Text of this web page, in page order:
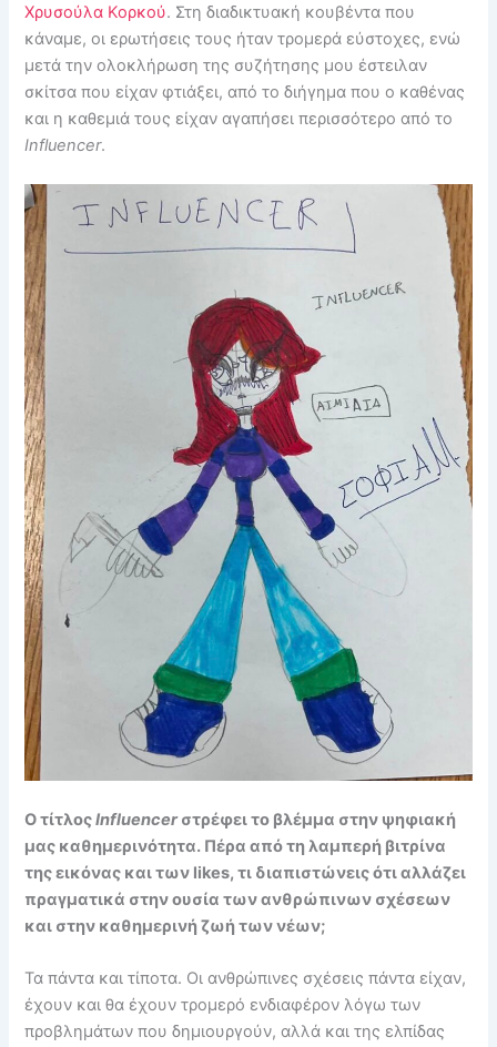
Χρυσούλα Κορκού. Στη διαδικτυακή κουβέντα που
κάναμε, οι ερωτήσεις τους ήταν τρομερά εύστοχες, ενώ
μετά την ολοκλήρωση της συζήτησης μου έστειλαν
σκίτσα που είχαν φτιάξει, από το διήγημα που ο καθένας
και η καθεμιά τους είχαν αγαπήσει περισσότερο από το
Influencer.
Ο τίτλοςInfluencerστρέφει το βλέμμα στην ψηφιακή
μας καθημερινότητα. Πέρα από τη λαμπερή βιτρίνα
της εικόνας και των likes, τι διαπιστώνεις ότι αλλάζει
πραγματικά στην ουσία των ανθρώπινων σχέσεων
και στην καθημερινή ζωή των νέων;
Τα πάντα και τίποτα. Οι ανθρώπινες σχέσεις πάντα είχαν,
έχουν και θα έχουν τρομερό ενδιαφέρον λόγω των
προβλημάτων που δημιουργούν, αλλά και της ελπίδας